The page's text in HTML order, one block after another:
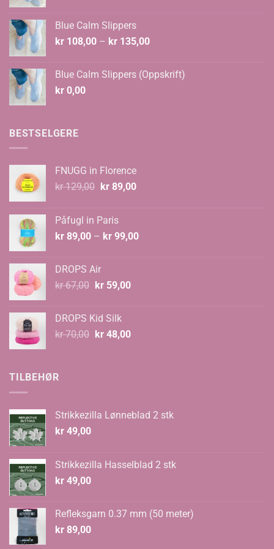
Blue Calm Slippers
kr 108,00 – kr 135,00Prisområde:
kr 135,00
Blue Calm Slippers (Oppskrift)
kr 0,00
BESTSELGERE
FNUGG in Florence
kr129,00 Opprinnelig
kr 129,00.
kr89,00Nåværende
Påfugl in Paris
kr 89,00 – kr 99,00Prisområde:
DROPS Air
kr67,00 Opprinnelig
kr 67,00.
kr59,00Nåværende
DROPS Kid Silk
kr70,00 Opprinnelig
kr48,00Nåværende
TILBEHØR
Strikkezilla Lønneblad 2 stk
kr 49,00
Strikkezilla Hasselblad 2 stk
kr 49,00
Refleksgarn 0.37 mm (50 meter)
kr 89,00